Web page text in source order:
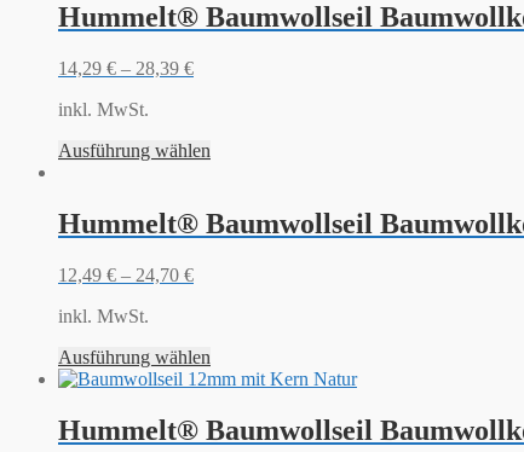
Hummelt® Baumwollseil
14,29 € – 28,39 €
inkl. MwSt.
Ausführung wählen
Hummelt® Baumwollseil
12,49 € – 24,70 €
inkl. MwSt.
Ausführung wählen
Hummelt® Baumwollseil